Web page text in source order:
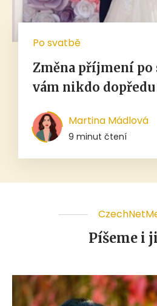
Po svatbě
Změna příjmení po
vám nikdo dopředu
Martina Mádlová
9 minut čtení
Píšeme i